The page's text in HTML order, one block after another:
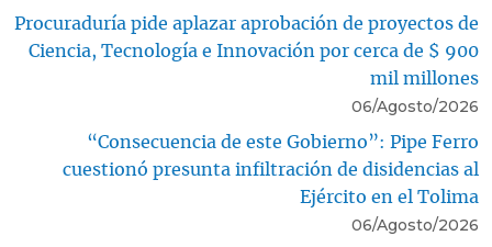
Procuraduría pide aplazar aprobación de proyectos de
Ciencia, Tecnología e Innovación por cerca de $ 900
mil millones
06/Agosto/2026
“Consecuencia de este Gobierno”: Pipe Ferro
cuestionó presunta infiltración de disidencias al
Ejército en el Tolima
06/Agosto/2026